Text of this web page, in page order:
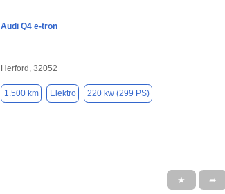
Audi Q4 e-tron
Herford, 32052
1.500 km Elektro 220 kw (299 PS)
★ ➦